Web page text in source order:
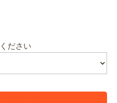
ださい